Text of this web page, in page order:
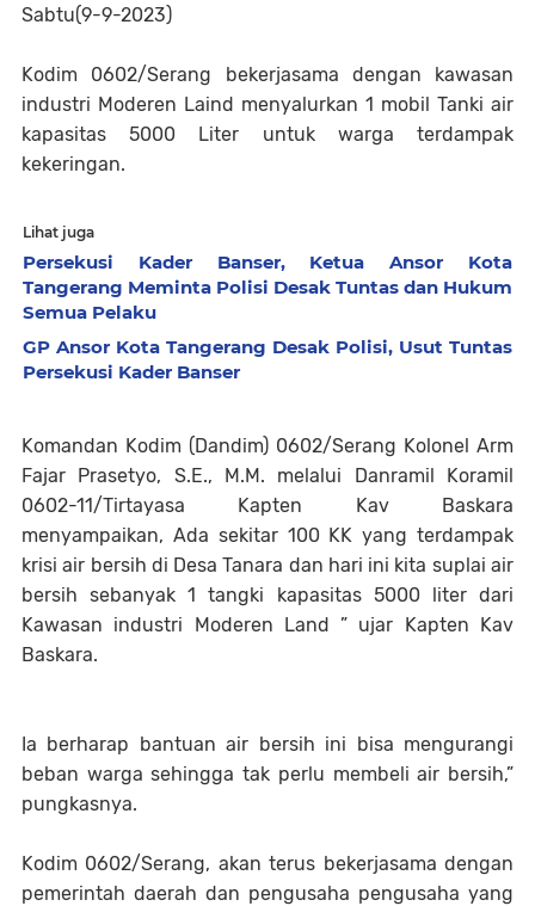
Sabtu(9-9-2023)
Kodim 0602/Serang bekerjasama dengan kawasan
industri Moderen Laind menyalurkan 1 mobil Tanki air
kapasitas 5000 Liter untuk warga terdampak
kekeringan.
Lihat juga
Persekusi Kader Banser, Ketua Ansor Kota
Tangerang Meminta Polisi Desak Tuntas dan Hukum
Semua Pelaku
GP Ansor Kota Tangerang Desak Polisi, Usut Tuntas
Persekusi Kader Banser
Komandan Kodim (Dandim) 0602/Serang Kolonel Arm
Fajar Prasetyo, S.E., M.M. melalui Danramil Koramil
0602-11/Tirtayasa Kapten Kav Baskara
menyampaikan, Ada sekitar 100 KK yang terdampak
krisi air bersih di Desa Tanara dan hari ini kita suplai air
bersih sebanyak 1 tangki kapasitas 5000 liter dari
Kawasan industri Moderen Land ” ujar Kapten Kav
Baskara.
Ia berharap bantuan air bersih ini bisa mengurangi
beban warga sehingga tak perlu membeli air bersih,”
pungkasnya.
Kodim 0602/Serang, akan terus bekerjasama dengan
pemerintah daerah dan pengusaha pengusaha yang